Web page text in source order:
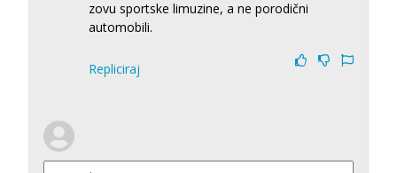
zovu sportske limuzine, a ne porodični
automobili.
Repliciraj